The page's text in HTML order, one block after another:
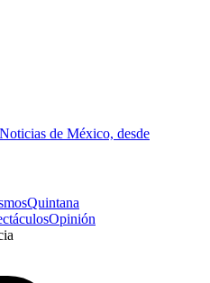
Noticias de México, desde
Quintana
Opinión